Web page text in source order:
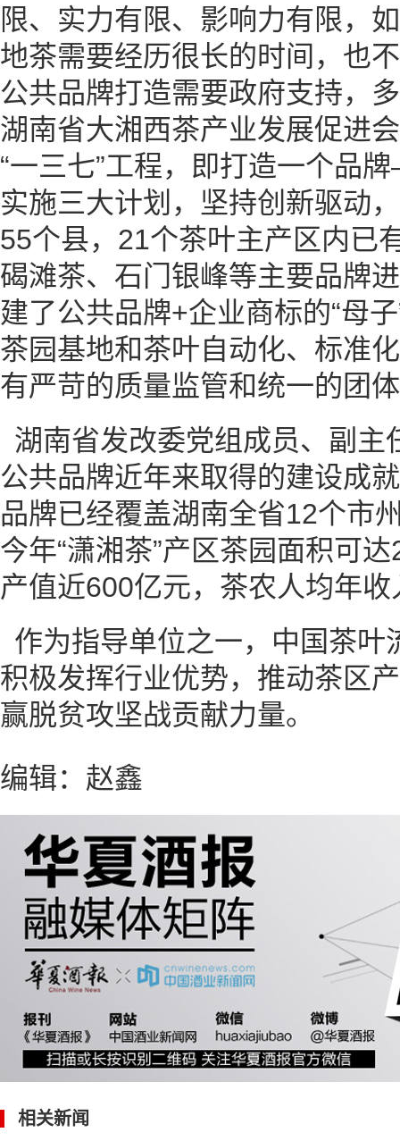
限、实力有限、影响力有限，
地茶需要经历很长的时间，也
公共品牌打造需要政府支持，
湖南省大湘西茶产业发展促进
“一三七”工程，即打造一个品
实施三大计划，坚持创新驱动
55个县，21个茶叶主产区内已
碣滩茶、石门银峰等主要品牌
建了公共品牌+企业商标的“母
茶园基地和茶叶自动化、标准
有严苛的质量监管和统一的团
湖南省发改委党组成员、副主
公共品牌近年来取得的建设成
品牌已经覆盖湖南全省12个市
今年“潇湘茶”产区茶园面积可
产值近600亿元，茶农人均年
作为指导单位之一，中国茶叶
积极发挥行业优势，推动茶区
赢脱贫攻坚战贡献力量。
编辑：赵鑫
相关新闻